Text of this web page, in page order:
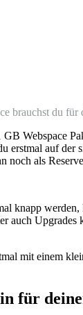
brauchst du für
Webspace
erstmal auf der
noch als
knapp
auch Upgrades
mit einem
für